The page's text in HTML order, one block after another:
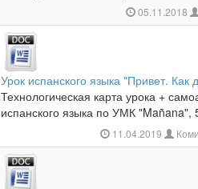
05.11.2018
Урок испанского языка "Привет. Как
Технологическая карта урока +
испанского языка по УМК "Mañana",
11.04.2019